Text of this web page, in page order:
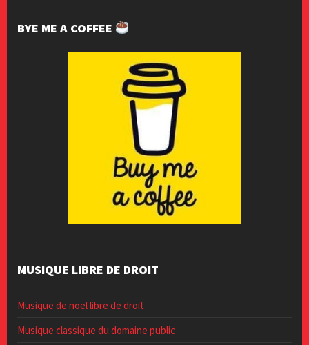
BYE ME A COFFEE
MUSIQUE LIBRE DE DROIT
Musique de noël libre de droit
Musique classique du domaine public